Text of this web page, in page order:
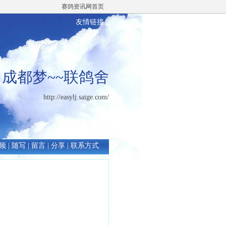
赛鸽资讯网首页
友情链接
成都梦~~联鸽舍
http://easylj.saige.com/
随写 留言 分享 联系方式